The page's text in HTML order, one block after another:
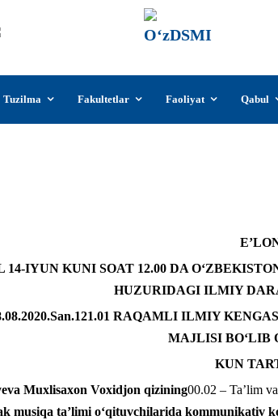
Tuzilma Fakultetlar Faoliyat Qabul
14-IYUN KUNI SOAT 12.00 DA
HUZURIDAGI ILMIY
RAQAMLI ILMIY
MAJLISI BO‘LIB
KUN
Muxlisaxon Voxidjon qizining00.02 – Ta’lim
musiqa ta’limi o‘qituvchilarida kommunikativ